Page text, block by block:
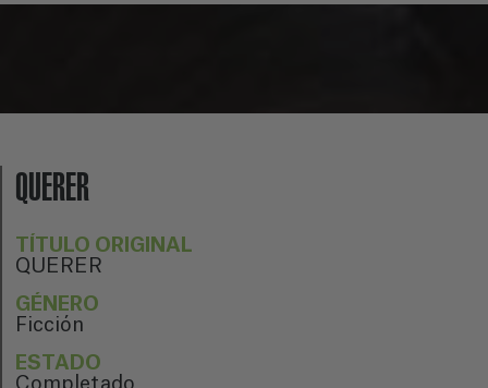
QUERER
TÍTULO ORIGINAL
QUERER
GÉNERO
Ficción
ESTADO
Completado